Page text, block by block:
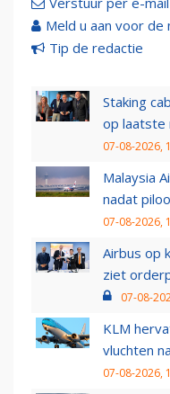
Meld u aan voor de
Tip de redactie
Staking
op laatste
07-08-2026,
Malaysia
nadat
07-08-2026,
Airbus op
ziet
07-08-
KLM
vluchten
07-08-2026,